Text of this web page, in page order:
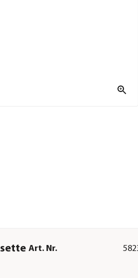
Art. Nr.